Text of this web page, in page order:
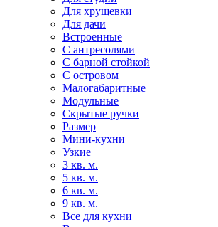
Для хрущевки
Для дачи
Встроенные
С антресолями
С барной стойкой
С островом
Малогабаритные
Модульные
Скрытые ручки
Размер
Мини-кухни
Узкие
3 кв. м.
5 кв. м.
6 кв. м.
9 кв. м.
Все для кухни